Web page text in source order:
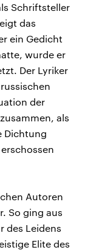
Schriftsteller
das
ein Gedicht
wurde er
Der Lyriker
der
als
Dichtung
Autoren
So ging aus
des Leidens
Elite des